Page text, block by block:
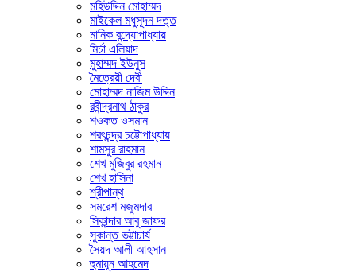
মহিউদ্দিন মোহাম্মদ
মাইকেল মধুসূদন দত্ত
মানিক বন্দ্যোপাধ্যায়
মির্চা এলিয়াদ
মুহাম্মদ ইউনুস
মৈত্রেয়ী দেবী
মোহাম্মদ নাজিম উদ্দিন
রবীন্দ্রনাথ ঠাকুর
শওকত ওসমান
শরৎচন্দ্র চট্টোপাধ্যায়
শামসুর রাহমান
শেখ মুজিবুর রহমান
শেখ হাসিনা
শ্রীপান্থ
সমরেশ মজুমদার
সিকান্দার আবু জাফর
সুকান্ত ভট্টাচার্য
সৈয়দ আলী আহসান
হুমায়ূন আহমেদ